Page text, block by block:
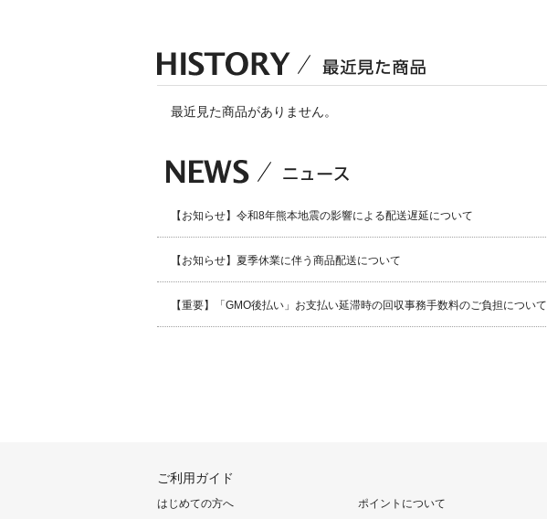
最近見た商品がありません。
【お知らせ】令和8年熊本地震の影響による配送遅延について
【お知らせ】夏季休業に伴う商品配送について
【重要】「GMO後払い」お支払い延滞時の回収事務手数料のご負担について
ご利用ガイド
はじめての方へ ポイントについて